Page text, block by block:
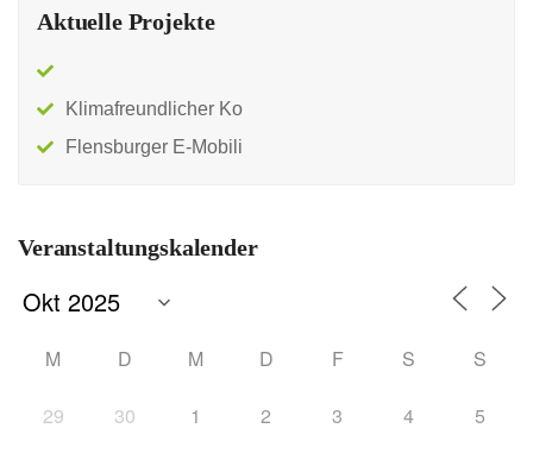
Aktuelle Projekte
Klimafreundlicher Ko
Flensburger E-Mobili
Veranstaltungskalender
M D M D F S S
29 30 1 2 3 4 5